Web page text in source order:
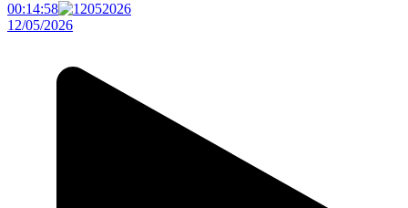
00:14:58
12/05/2026